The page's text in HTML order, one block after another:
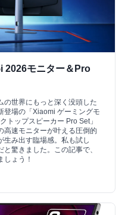
2026モニター＆Pro
の世界にもっと深く没頭した
場の「Xiaomi ゲーミングモ
トップスピーカー Pro Set」
高速モニターが叶える圧倒的
生み出す臨場感。私も試し
驚きました。この記事で、
しょう！